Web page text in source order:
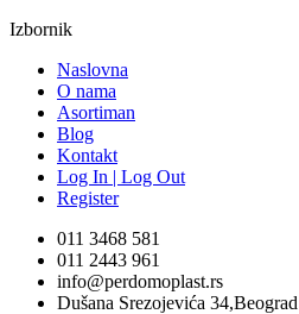
Izbornik
Naslovna
O nama
Asortiman
Blog
Kontakt
Log In | Log Out
Register
011 3468 581
011 2443 961
info@perdomoplast.rs
Dušana Srezojevića 34,Beograd